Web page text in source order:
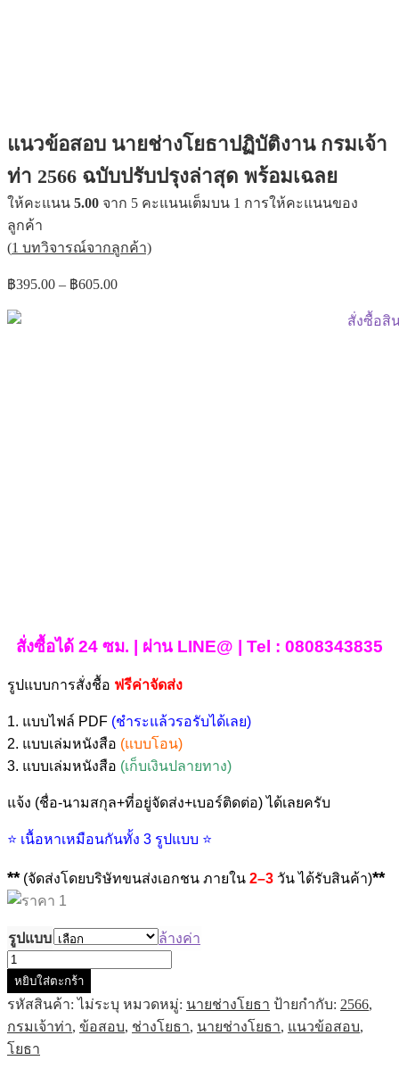
แนวข้อสอบ นายช่างโยธาปฏิบัติงาน กรมเจ้า
ท่า 2566 ฉบับปรับปรุงล่าสุด พร้อมเฉลย
ให้คะแนน 5.00 จาก 5 คะแนนเต็มบน 1 การให้คะแนนของ
ลูกค้า
(1 บทวิจารณ์จากลูกค้า)
฿395.00 – ฿605.00Price
สั่งซื้อได้ 24 ซม. | ผ่าน LINE@ | Tel : 0808343835
รูปแบบการสั่งชื้อ ฟรีค่าจัดส่ง
1. แบบไฟล์ PDF (ชำระแล้วรอรับได้เลย)
2. แบบเล่มหนังสือ (แบบโอน)
3. แบบเล่มหนังสือ (เก็บเงินปลายทาง)
แจ้ง (ชื่อ-นามสกุล+ที่อยู่จัดส่ง+เบอร์ติดต่อ) ได้เลยครับ
⭐ เนื้อหาเหมือนกันทั้ง 3 รูปแบบ ⭐
**(จัดส่งโดยบริษัทขนส่งเอกชน ภายใน 2–3 วัน ได้รับสินค้า)**
รูปแบบ
ล้างค่า
จำนวน
แนว
ข้อสอบ
นาย
ช่าง
หยิบใส่ตะกร้า
รหัสสินค้า:ไม่ระบุ หมวดหมู่: นายช่างโยธา ป้ายกำกับ: 2566,
กรมเจ้าท่า, ข้อสอบ, ช่างโยธา, นายช่างโยธา, แนวข้อสอบ,
โยธา